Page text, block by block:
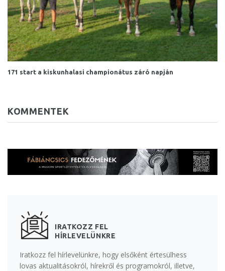
171 start a kiskunhalasi championátus záró napján
KOMMENTEK
IRATKOZZ FEL
HÍRLEVELÜNKRE
Iratkozz fel hírlevelünkre, hogy elsőként értesülhess
lovas aktualitásokról, hírekről és programokról, illetve,